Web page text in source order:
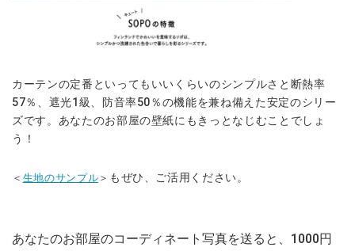
カーテンの定番といってもいいくらいのシンプルさと断熱率
57％、遮光1級、防音率50％の機能を兼ね備えた安定のシリー
ズです。あなたのお部屋の壁紙にもきっとなじむことでしょ
う！
＜ 生地のサンプル ＞ もぜひ、ご活用ください。
あなたのお部屋のコーディネート写真を送ると、1000円